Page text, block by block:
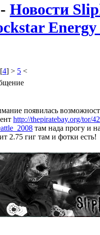
- Новости
Energy
4] > 5 <
появилась
http://thepiratebay.org/tor/
там нада прогу и
2.75 гиг там и фотки есть!